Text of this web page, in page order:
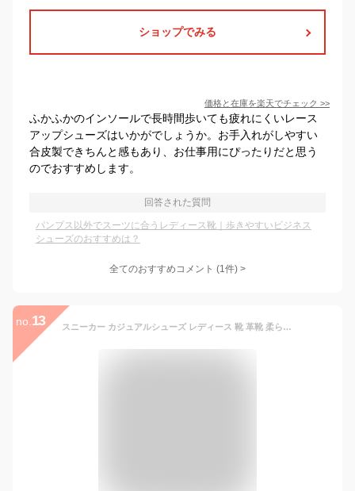
ショップでみる
価格と在庫を楽天でチェック >>
ふかふかのインソールで長時間歩いても疲れにくいレース
アップシューズはいかがでしょうか。お手入れがしやすい
合皮製できちんと感もあり、お仕事用にぴったりだと思う
のでおすすめします。
回答された質問
パンプス以外でスーツに合うレディース靴｜歩きやすいビジネス
シューズのおすすめは？
全てのおすすめコメント (1件) >
no. 13 スニーカー カジュアルシューズ レディース 靴 革靴 柔らかい 軽量 ローヒール 防水 歩きやすい 疲れない 婦人靴 革靴 柔らかい 軽量 レディース靴 おしゃれ ビジネスシューズ 2022 秋 仕事用